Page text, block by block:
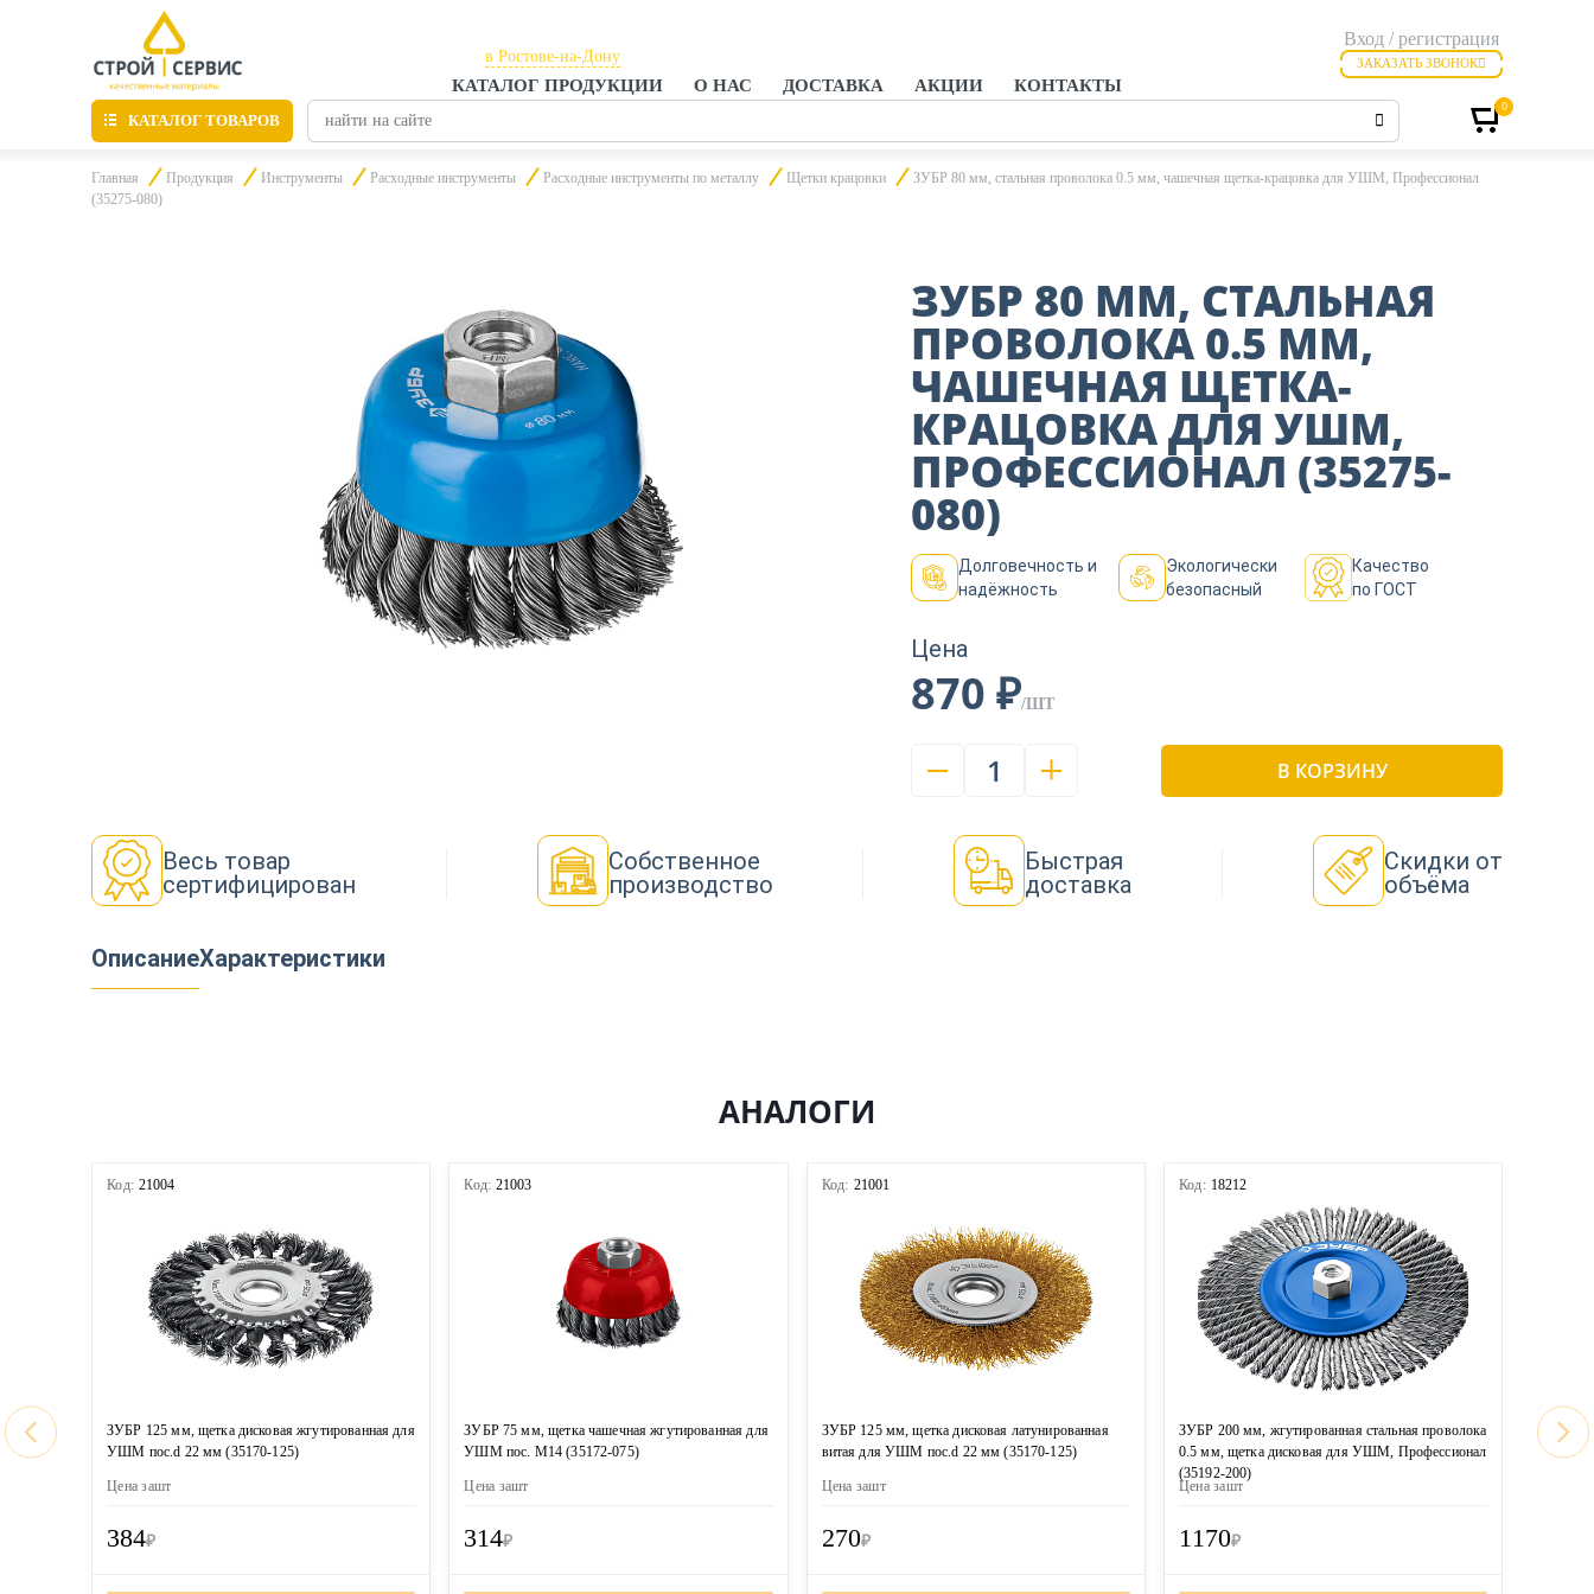
КАТАЛОГ ПРОДУКЦИИ О НАС ДОСТАВКА АКЦИИ КОНТАКТЫ
в Ростове-на-Дону
в Ростове-на-Дону
Вход / регистрация
ЗАКАЗАТЬ ЗВОНОК
КАТАЛОГ ТОВАРОВ
Материалы для отделки
Пиломатериалы
Продукция из дерева
Строительство
0
Главная Продукция Инструменты Расходные инструменты Расходные инструменты по металлу Щетки крацовки
ЗУБР 80 мм, стальная проволока 0.5 мм, чашечная щетка-крацовка для УШМ, Профессионал
(35275-080)
ЗУБР 80 ММ, СТАЛЬНАЯ
ПРОВОЛОКА 0.5 ММ,
ЧАШЕЧНАЯ ЩЕТКА-
КРАЦОВКА ДЛЯ УШМ,
ПРОФЕССИОНАЛ (35275-
080)
Долговечность и
надёжность
Экологически
безопасный
Качество
по ГОСТ
Цена
870 ₽/ШТ
1 В КОРЗИНУ
Весь товар
сертифицирован
Собственное
производство
Быстрая
доставка
Скидки от
объёма
ОписаниеХарактеристики
АНАЛОГИ
Код: 21004
ЗУБР 125 мм, щетка дисковая жгутированная для
УШМ пос.d 22 мм (35170-125)
Цена зашт
384₽
Код: 21003
ЗУБР 75 мм, щетка чашечная жгутированная для
УШМ пос. М14 (35172-075)
Цена зашт
314₽
Код: 21001
ЗУБР 125 мм, щетка дисковая латунированная
витая для УШМ пос.d 22 мм (35170-125)
Цена зашт
270₽
Код: 18212
ЗУБР 200 мм, жгутированная стальная проволока
0.5 мм, щетка дисковая для УШМ, Профессионал
(35192-200)
Цена зашт
1170₽
MIRAX